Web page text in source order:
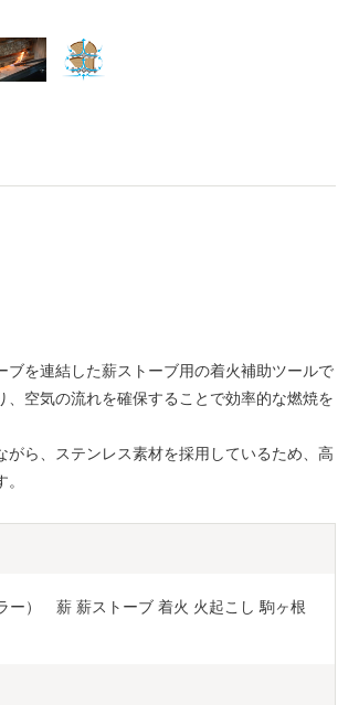
ブを連結した薪ストーブ用の着火補助ツールで
空気の流れを確保することで効率的な燃焼を
ら、ステンレス素材を採用しているため、高
ー）　薪 薪ストーブ 着火 火起こし 駒ヶ根